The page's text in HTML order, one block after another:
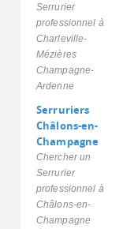
Serrurier
professionnel à
Charleville-
Mézières
Champagne-
Ardenne
Serruriers
Châlons-en-
Champagne
Chercher un
Serrurier
professionnel à
Châlons-en-
Champagne